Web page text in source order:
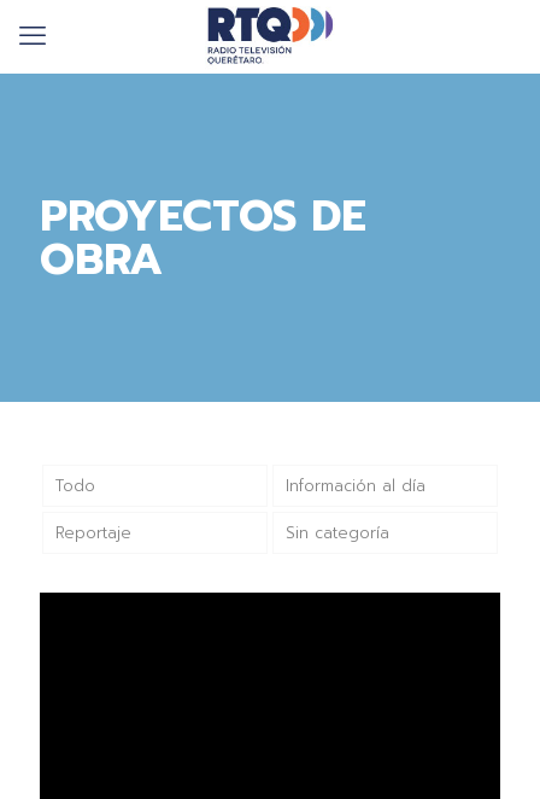
PROYECTOS DE
OBRA
Todo Información al día
Reportaje Sin categoría